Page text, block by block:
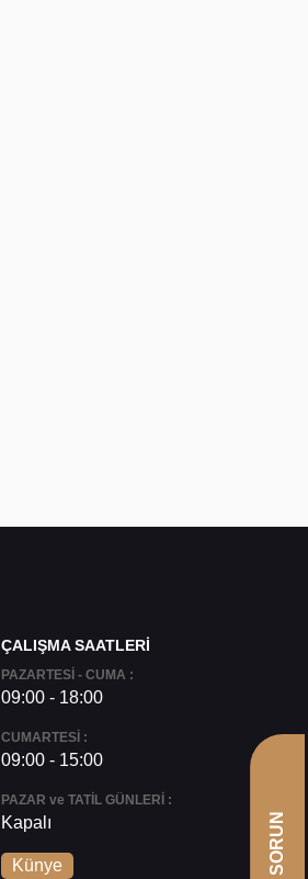
ÇALIŞMA SAATLERİ
PAZARTESİ - CUMA :
09:00 - 18:00
CUMARTESİ :
09:00 - 15:00
PAZAR ve TATİL GÜNLERİ :
Kapalı
Künye